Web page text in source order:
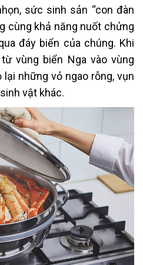
sức sinh sản “con đàn
cùng khả năng nuốt chửng
đáy biển của chúng. Khi
vùng biển Nga vào vùng
lại những vỏ ngao rỗng, vụn
vật khác.